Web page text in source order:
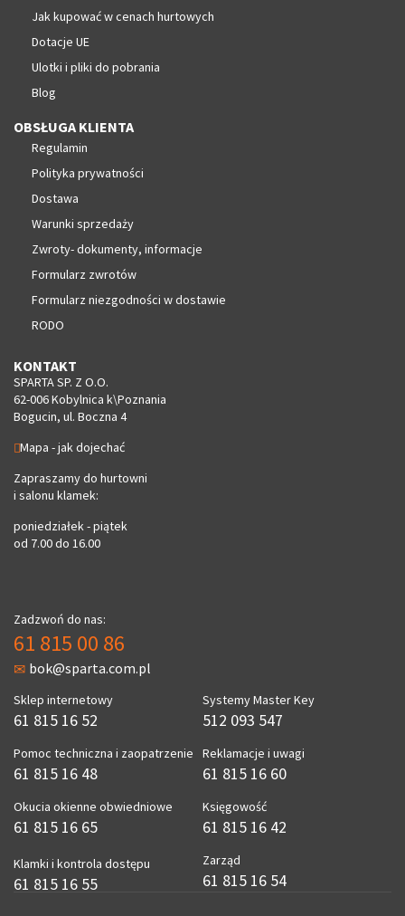
Jak kupować w cenach hurtowych
Dotacje UE
Ulotki i pliki do pobrania
Blog
OBSŁUGA KLIENTA
Regulamin
Polityka prywatności
Dostawa
Warunki sprzedaży
Zwroty- dokumenty, informacje
Formularz zwrotów
Formularz niezgodności w dostawie
RODO
KONTAKT
SPARTA SP. Z O.O.
62-006 Kobylnica k\Poznania
Bogucin, ul. Boczna 4
Mapa - jak dojechać
Zapraszamy do hurtowni
i salonu klamek:
poniedziałek - piątek
od 7.00 do 16.00
Zadzwoń do nas:
61 815 00 86
bok@sparta.com.pl
Sklep internetowy
61 815 16 52
Pomoc techniczna i zaopatrzenie
61 815 16 48
Okucia okienne obwiedniowe
61 815 16 65
Klamki i kontrola dostępu
61 815 16 55
Systemy Master Key
512 093 547
Reklamacje i uwagi
61 815 16 60
Księgowość
61 815 16 42
Zarząd
61 815 16 54